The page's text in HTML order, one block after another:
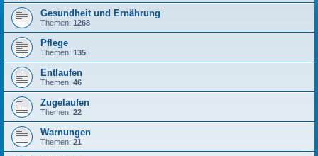
Gesundheit und Ernährung
Themen: 1268
Pflege
Themen: 135
Entlaufen
Themen: 46
Zugelaufen
Themen: 22
Warnungen
Themen: 21